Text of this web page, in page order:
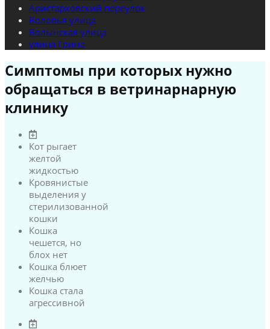
Аристарховский переулок
Воловья улица
Волынская улица
улица Грина
Симптомы при которых нужно
обращаться в ветринарнарную
клинику
Кот рыгает
желтой
жидкостью
Кровянистые
выделения у
стерилизованной
кошки
Кошка
чешется, но
блох нет
Кошка блюет
желчью
Кошка стала
агрессивной